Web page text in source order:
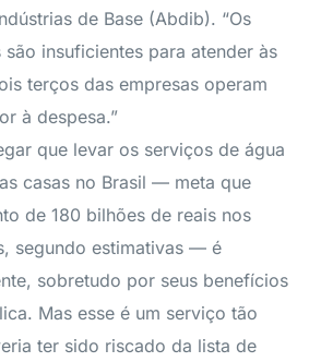
de Base (Abdib). “Os
insuficientes para atender às
terços das empresas operam
à despesa.”
que levar os serviços de água
casas no Brasil — meta que
de 180 bilhões de reais nos
segundo estimativas — é
sobretudo por seus benefícios
Mas esse é um serviço tão
ter sido riscado da lista de